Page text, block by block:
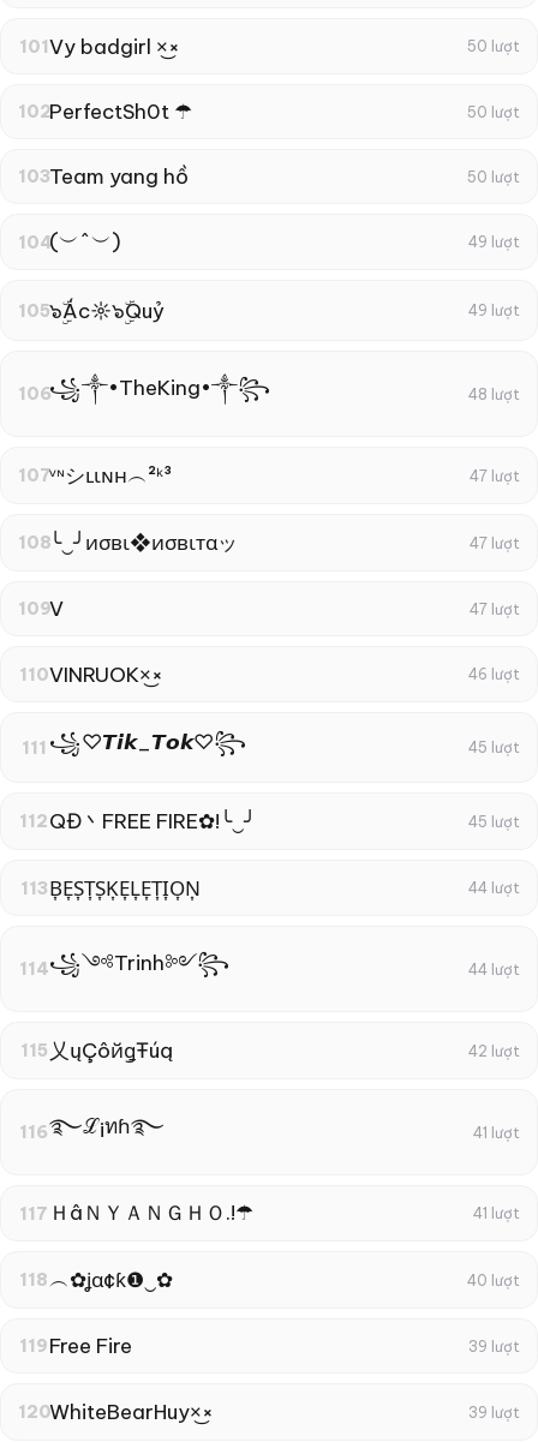
101 Vy badgirl ×͜× 50 lượt
102PerfectSh0t ☂ 50 lượt
103Team yang hồ 50 lượt
104(︶^︶) 49 lượt
105๖ۣۜÁc☼๖ۣۜQuỷ 49 lượt
106꧁༒•TheKing•༒꧂ 48 lượt
107ᵛᶰシʟιɴн︵²ᵏ³ 47 lượt
108╰‿╯иσвι❖иσвιтαッ 47 lượt
109V 47 lượt
110VINRUOK×͜× 46 lượt
111 ꧁♡︎𝙏𝙞𝙠_𝙏𝙤𝙠♡︎꧂ 45 lượt
112QĐ丶FREE FIRE✿!╰‿╯ 45 lượt
113B͎E͎S͎T͎S͎K͎E͎L͎E͎T͎I͎O͎N͎ 44 lượt
114꧁༺Trinh༻꧂ 44 lượt
115 乂ųÇôйǥŦúą 42 lượt
116࿐ℒ¡ทɦ࿐ 41 lượt
117 ＨâＮＹＡＮＧＨＯ.!☂ 41 lượt
118︵✿ʝα¢ƙ❶‿✿ 40 lượt
119Free Fire 39 lượt
120WhiteBearㅤHuyㅤ×͜× 39 lượt